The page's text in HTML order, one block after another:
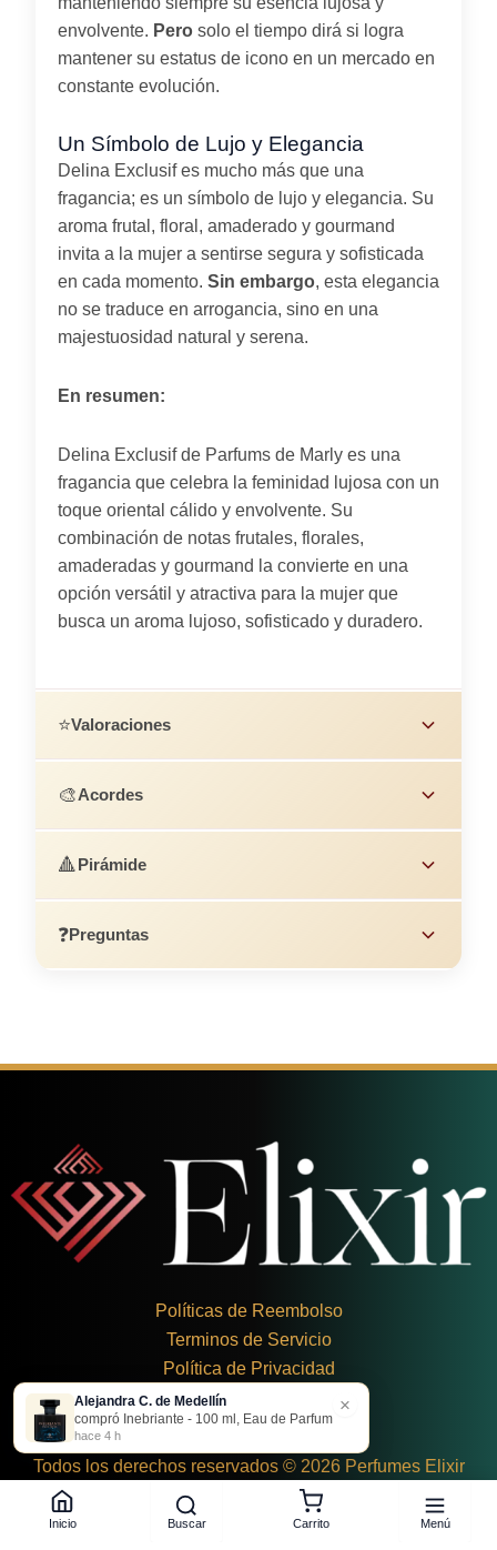
envolvente. Pero solo el tiempo dirá si logra
mantener su estatus de icono en un mercado en
constante evolución.
Un Símbolo de Lujo y Elegancia
Delina Exclusif es mucho más que una
fragancia; es un símbolo de lujo y elegancia. Su
aroma frutal, floral, amaderado y gourmand
invita a la mujer a sentirse segura y sofisticada
en cada momento. Sin embargo, esta elegancia
no se traduce en arrogancia, sino en una
majestuosidad natural y serena.
En resumen:
Delina Exclusif de Parfums de Marly es una
fragancia que celebra la feminidad lujosa con un
toque oriental cálido y envolvente. Su
combinación de notas frutales, florales,
amaderadas y gourmand la convierte en una
opción versátil y atractiva para la mujer que
busca un aroma lujoso, sofisticado y duradero.
⭐Valoraciones
🎨Acordes
🔺Pirámide
❓Preguntas
Políticas de Reembolso
Terminos de Servicio
Política de Privacidad
+57 324 248 8379
Todos los derechos reservados © 2026 Perfumes Elixir
Inicio Buscar Carrito Menú
Alejandra C. de Medellín
compró Inebriante - 100 ml, Eau de Parfum
hace 4 h
×